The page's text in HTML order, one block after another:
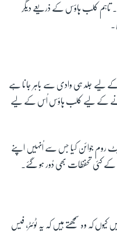
تاہم کلب ہاؤس کے ذریعے دیگر
کے لیے جلد ہی وادی سے باہر جانا ہے
کرنے کے لیے کلب ہاؤس اُس کے لیے
روم جوائن کیا جس سے اُنہیں اپنے
کے کئی تحفظات بھی دُور ہو گئے۔
کہ وہ سمجھتے ہیں کہ یہ ٹوئٹر، فیس